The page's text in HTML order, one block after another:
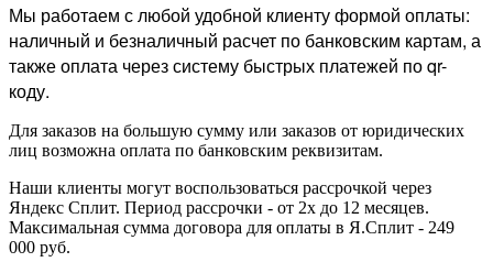
Мы работаем с любой удобной клиенту формой оплаты:
наличный и безналичный расчет по банковским картам, а
также оплата через систему быстрых платежей по qr-
коду.
Для заказов на большую сумму или заказов от юридических
лиц возможна оплата по банковским реквизитам.
Наши клиенты могут воспользоваться рассрочкой через
Яндекс Сплит. Период рассрочки - от 2х до 12 месяцев.
Максимальная сумма договора для оплаты в Я.Сплит - 249
000 руб.